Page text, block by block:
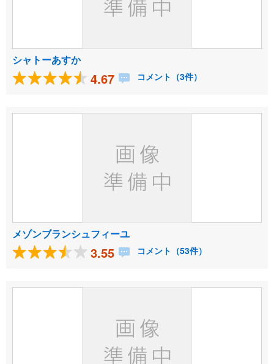
シャトーあすか
4.67 コメント（3件）
メゾンブランシュフィーユ
3.55 コメント（53件）